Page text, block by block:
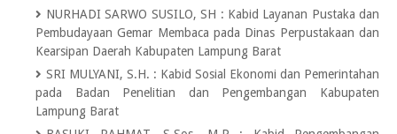
NURHADI SARWO SUSILO, SH : Kabid Layanan Pustaka dan
Pembudayaan Gemar Membaca pada Dinas Perpustakaan dan
Kearsipan Daerah Kabupaten Lampung Barat
SRI MULYANI, S.H. : Kabid Sosial Ekonomi dan Pemerintahan
pada Badan Penelitian dan Pengembangan Kabupaten
Lampung Barat